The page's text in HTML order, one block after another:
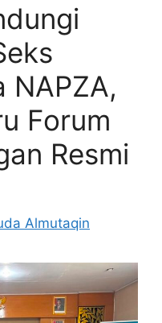
NAPZA,
Forum
Resmi
Almutaqin